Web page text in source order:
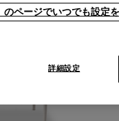
+
のページでいつでも設定
詳細設定